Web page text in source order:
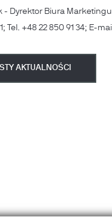
- Dyrektor Biura
Tel. +48 22 850 91 34; E-
AKTUALNOŚCI